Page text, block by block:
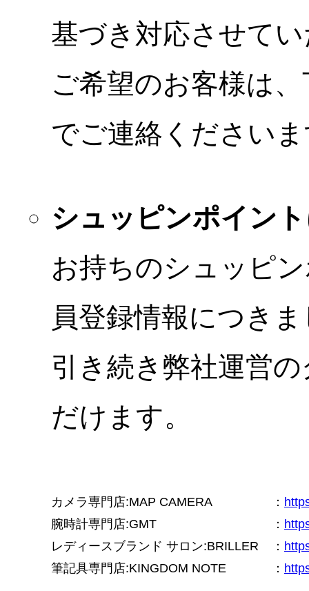
基づき対応させて
ご希望のお客様は
でご連絡ください
シュッピンポイン
お持ちのシュッピ
員登録情報につき
引き続き弊社運営
だけます。
カメラ専門店:MAP CAMERA ：
腕時計専門店:GMT
：
レディースブランド サロン:BRILLER
：
筆記具専門店:KINGDOM NOTE
：